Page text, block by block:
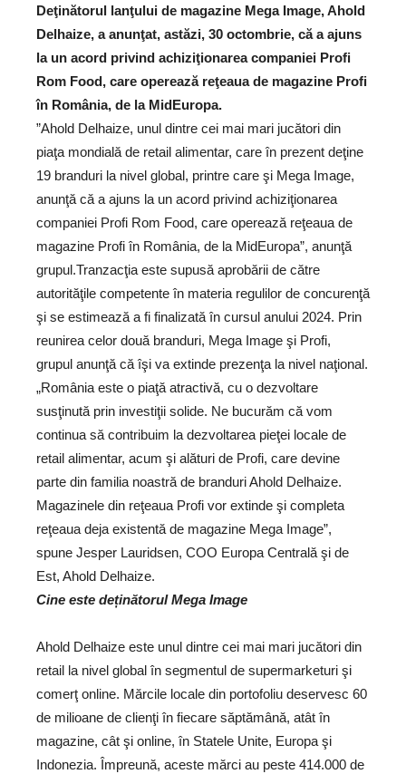
Deţinătorul lanţului de magazine Mega Image, Ahold
Delhaize, a anunţat, astăzi, 30 octombrie, că a ajuns
la un acord privind achiziţionarea companiei Profi
Rom Food, care operează reţeaua de magazine Profi
în România, de la MidEuropa.
”Ahold Delhaize, unul dintre cei mai mari jucători din
piaţa mondială de retail alimentar, care în prezent deţine
19 branduri la nivel global, printre care şi Mega Image,
anunţă că a ajuns la un acord privind achiziţionarea
companiei Profi Rom Food, care operează reţeaua de
magazine Profi în România, de la MidEuropa”, anunţă
grupul.Tranzacţia este supusă aprobării de către
autorităţile competente în materia regulilor de concurenţă
şi se estimează a fi finalizată în cursul anului 2024. Prin
reunirea celor două branduri, Mega Image şi Profi,
grupul anunţă că îşi va extinde prezenţa la nivel naţional.
„România este o piaţă atractivă, cu o dezvoltare
susţinută prin investiţii solide. Ne bucurăm că vom
continua să contribuim la dezvoltarea pieţei locale de
retail alimentar, acum şi alături de Profi, care devine
parte din familia noastră de branduri Ahold Delhaize.
Magazinele din reţeaua Profi vor extinde şi completa
reţeaua deja existentă de magazine Mega Image”,
spune Jesper Lauridsen, COO Europa Centrală şi de
Est, Ahold Delhaize.
Cine este deținătorul Mega Image
Ahold Delhaize este unul dintre cei mai mari jucători din
retail la nivel global în segmentul de supermarketuri şi
comerţ online. Mărcile locale din portofoliu deservesc 60
de milioane de clienţi în fiecare săptămână, atât în
magazine, cât şi online, în Statele Unite, Europa şi
Indonezia. Împreună, aceste mărci au peste 414.000 de